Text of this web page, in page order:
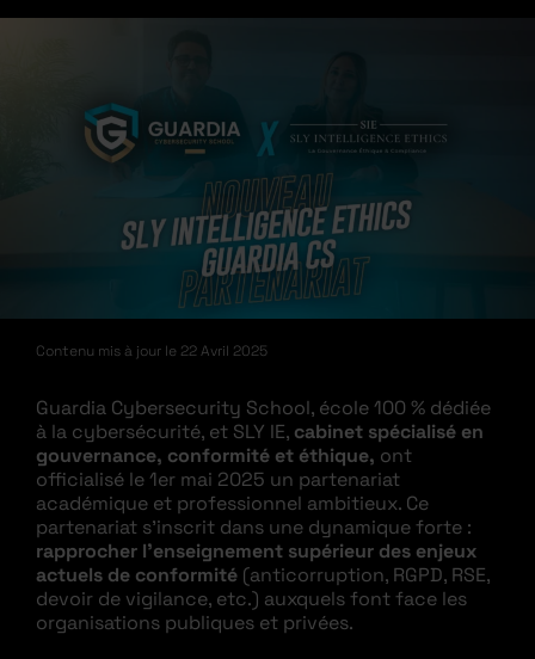
Contenu mis à jour le 22 Avril 2025
Guardia Cybersecurity School, école 100 % dédiée
à la cybersécurité, et SLY IE, cabinet spécialisé en
gouvernance, conformité et éthique, ont
officialisé le 1er mai 2025 un partenariat
académique et professionnel ambitieux. Ce
partenariat s’inscrit dans une dynamique forte :
rapprocher l’enseignement supérieur des enjeux
actuels de conformité (anticorruption, RGPD, RSE,
devoir de vigilance, etc.) auxquels font face les
organisations publiques et privées.